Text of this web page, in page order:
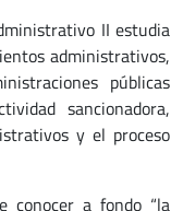
II estudia
administrativos,
públicas
sancionadora,
y el proceso
conocer a fondo “la